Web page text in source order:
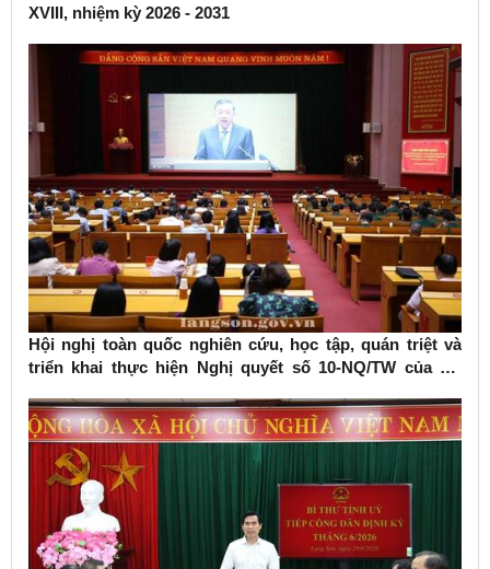
XVIII, nhiệm kỳ 2026 - 2031
Hội nghị toàn quốc nghiên cứu, học tập, quán triệt và
triển khai thực hiện Nghị quyết số 10-NQ/TW của Bộ